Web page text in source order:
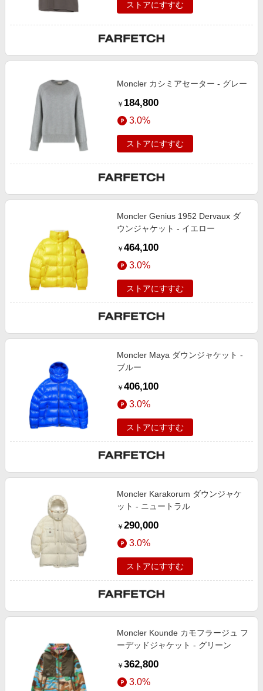
ストアにすすむ
Moncler カシミアセーター - グレー
￥ 184,800
3.0%
ストアにすすむ
Moncler Genius 1952 Dervaux ダ
ウンジャケット - イエロー
￥ 464,100
3.0%
ストアにすすむ
Moncler Maya ダウンジャケット -
ブルー
￥ 406,100
3.0%
ストアにすすむ
Moncler Karakorum ダウンジャケ
ット - ニュートラル
￥ 290,000
3.0%
ストアにすすむ
Moncler Kounde カモフラージュ フ
ーデッドジャケット - グリーン
￥ 362,800
3.0%